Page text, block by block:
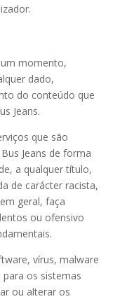
momento,
dado,
do conteúdo que
Jeans.
que são
Jeans de forma
a qualquer título,
de carácter racista,
geral, faça
ou ofensivo
vírus, malware
os sistemas
ou alterar os